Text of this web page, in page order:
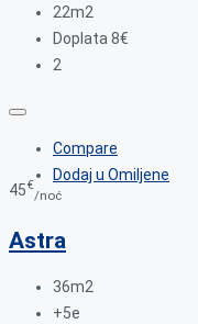
22m2
Doplata 8€
2
Compare
Dodaj u Omiljene
45€
/noć
Astra
36m2
+5e